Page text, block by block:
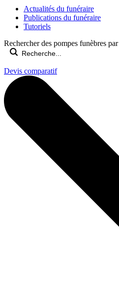
Actualités du funéraire
Publications du funéraire
Tutoriels
Rechercher des pompes funèbres
Devis comparatif